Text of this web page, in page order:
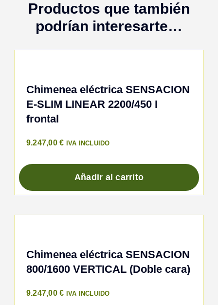
Productos que también
podrían interesarte…
Chimenea eléctrica SENSACION
E-SLIM LINEAR 2200/450 I
frontal
9.247,00€ IVA INCLUIDO
Añadir al carrito
Chimenea eléctrica SENSACION
800/1600 VERTICAL (Doble cara)
9.247,00€ IVA INCLUIDO